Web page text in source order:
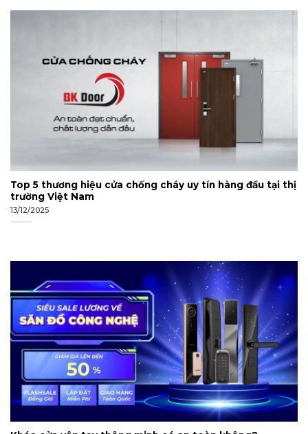
Top 5 thương hiệu cửa chống cháy uy tín hàng đầu tại thị
trường Việt Nam
13/12/2025